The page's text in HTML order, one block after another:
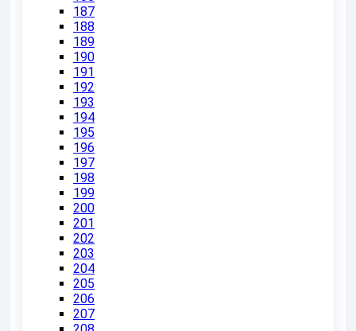
187
188
189
190
191
192
193
194
195
196
197
198
199
200
201
202
203
204
205
206
207